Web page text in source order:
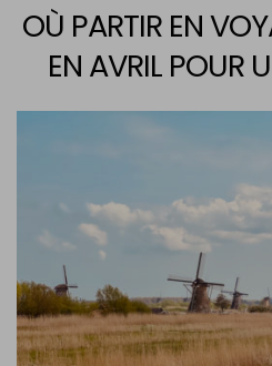
BALADES À
OÙ PARTIR EN
EN AVRIL POUR